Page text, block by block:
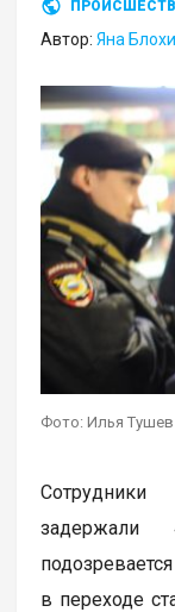
Автор:Яна
Фото: Илья
задержали
в переходе